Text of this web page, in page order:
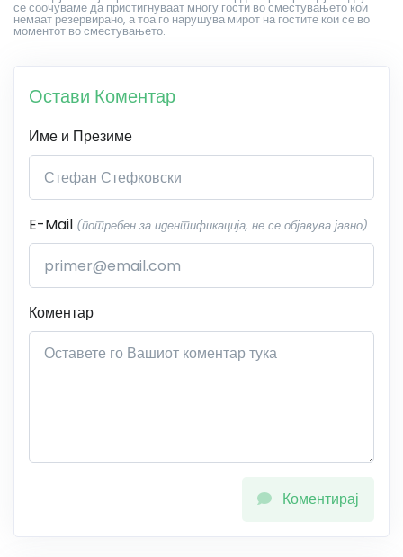
се соочуваме да пристигнуваат многу гости во сместувањето кои
немаат резервирано, а тоа го нарушува мирот на гостите кои се во
моментот во сместувањето.
Остави Коментар
Име и Презиме
E-Mail (потребен за идентификација, не се објавува јавно)
Коментар
Коментирај